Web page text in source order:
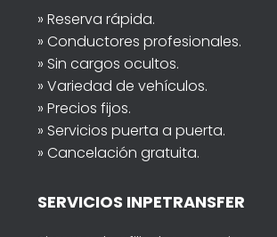
» Reserva rápida.
» Conductores profesionales.
» Sin cargos ocultos.
» Variedad de vehículos.
» Precios fijos.
» Servicios puerta a puerta.
» Cancelación gratuita.
SERVICIOS INPETRANSFER